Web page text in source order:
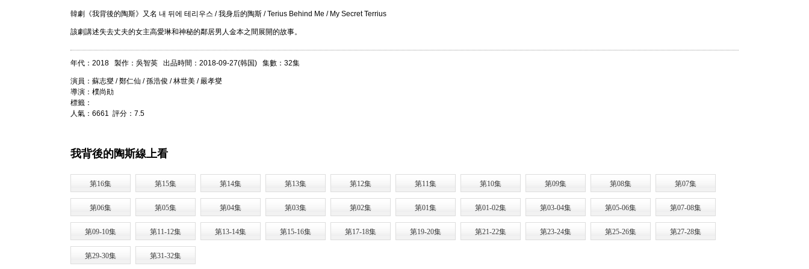
韓劇《我背後的陶斯》又名 내 뒤에 테리우스 / 我身后的陶斯 / Terius Behind Me / My Secret Terrius
該劇講述失去丈夫的女主高愛琳和神秘的鄰居男人金本之間展開的故事。
年代：2018 製作：吳智英 出品時間：2018-09-27(韩国) 集數：32集
演員：蘇志燮 / 鄭仁仙 / 孫浩俊 / 林世美 / 嚴孝燮
導演：樸尚勛
標籤：
人氣：6661 評分：7.5
我背後的陶斯線上看
第16集 第15集 第14集 第13集 第12集 第11集 第10集 第09集 第08集 第07集
第06集 第05集 第04集 第03集 第02集 第01集 第01-02集 第03-04集 第05-06集 第07-08集
第09-10集 第11-12集 第13-14集 第15-16集 第17-18集 第19-20集 第21-22集 第23-24集 第25-26集 第27-28集
第29-30集 第31-32集